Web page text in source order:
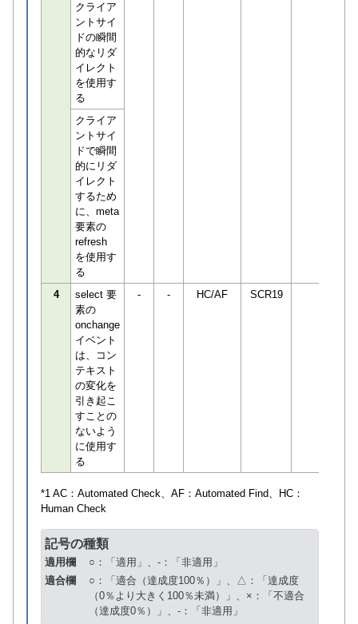
クライア
ントサイ
ドの瞬間
的なリダ
イレクト
を使用す
る
クライア
ントサイ
ドで瞬間
的にリダ
イレクト
するため
に、meta
要素の
refresh
を使用す
る
4
select 要
素の
onchange
イベント
は、コン
テキスト
の変化を
引き起こ
すことの
ないよう
に使用す
る
- - HC/AF SCR19
*1 AC： Automated Check、AF： Automated Find、HC：
Human Check
記号の種類
適用欄
○：「適用」、-：「非適用」
適合欄
○：「適合（達成度100％）」、△：「達成度
（0％より大きく100％未満）」、×：「不適合
（達成度0％）」、-：「非適用」